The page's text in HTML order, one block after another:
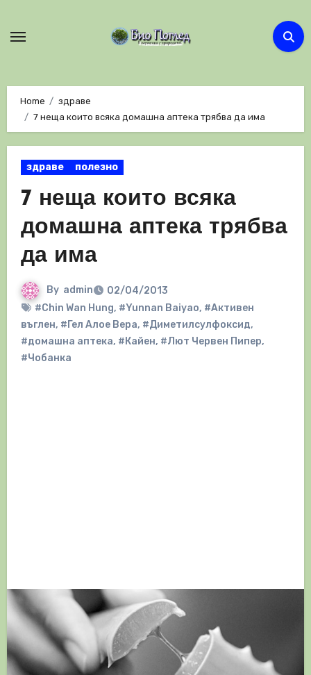
Home
здраве
7 неща които всяка домашна аптека трябва да има
здраве полезно
7 неща които всяка
домашна аптека трябва
да има
By admin
02/04/2013
#Chin Wan Hung, #Yunnan Baiyao, #Активен
въглен, #Гел Алое Вера, #Диметилсулфоксид,
#домашна аптека, #Кайен, #Лют Червен Пипер,
#Чобанка